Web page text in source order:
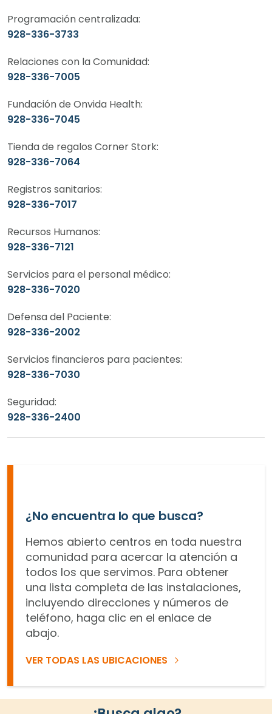
Programación centralizada:
928-336-3733
Relaciones con la Comunidad:
928-336-7005
Fundación de Onvida Health:
928-336-7045
Tienda de regalos Corner Stork:
928-336-7064
Registros sanitarios:
928-336-7017
Recursos Humanos:
928-336-7121
Servicios para el personal médico:
928-336-7020
Defensa del Paciente:
928-336-2002
Servicios financieros para pacientes:
928-336-7030
Seguridad:
928-336-2400
¿No encuentra lo que busca?
Hemos abierto centros en toda nuestra
comunidad para acercar la atención a
todos los que servimos. Para obtener
una lista completa de las instalaciones,
incluyendo direcciones y números de
teléfono, haga clic en el enlace de
abajo.
VER TODAS LAS UBICACIONES